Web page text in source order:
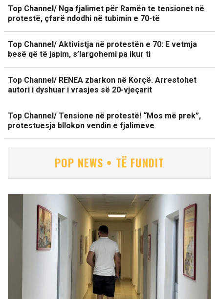
Top Channel/ Nga fjalimet për Ramën te tensionet në
protestë, çfarë ndodhi në tubimin e 70-të
Top Channel/ Aktivistja në protestën e 70: E vetmja
besë që të japim, s’largohemi pa ikur ti
Top Channel/ RENEA zbarkon në Korçë. Arrestohet
autori i dyshuar i vrasjes së 20-vjeçarit
Top Channel/ Tensione në protestë! “Mos më prek”,
protestuesja bllokon vendin e fjalimeve
POP NEWS • TË FUNDIT